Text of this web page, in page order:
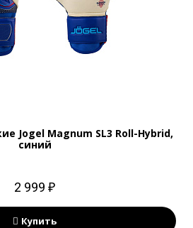
Jogel Magnum SL3 Roll-Hybrid,
синий
2 999 ₽
Купить